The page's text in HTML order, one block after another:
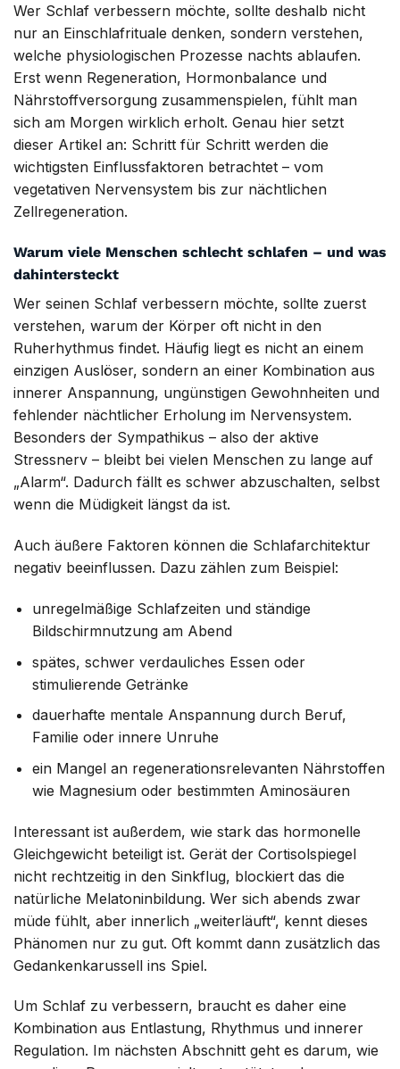
Wer Schlaf verbessern möchte, sollte deshalb nicht
nur an Einschlafrituale denken, sondern verstehen,
welche physiologischen Prozesse nachts ablaufen.
Erst wenn Regeneration, Hormonbalance und
Nährstoffversorgung zusammenspielen, fühlt man
sich am Morgen wirklich erholt. Genau hier setzt
dieser Artikel an: Schritt für Schritt werden die
wichtigsten Einflussfaktoren betrachtet – vom
vegetativen Nervensystem bis zur nächtlichen
Zellregeneration.
Warum viele Menschen schlecht schlafen – und was
dahintersteckt
Wer seinen Schlaf verbessern möchte, sollte zuerst
verstehen, warum der Körper oft nicht in den
Ruherhythmus findet. Häufig liegt es nicht an einem
einzigen Auslöser, sondern an einer Kombination aus
innerer Anspannung, ungünstigen Gewohnheiten und
fehlender nächtlicher Erholung im Nervensystem.
Besonders der Sympathikus – also der aktive
Stressnerv – bleibt bei vielen Menschen zu lange auf
„Alarm“. Dadurch fällt es schwer abzuschalten, selbst
wenn die Müdigkeit längst da ist.
Auch äußere Faktoren können die Schlafarchitektur
negativ beeinflussen. Dazu zählen zum Beispiel:
unregelmäßige Schlafzeiten und ständige
Bildschirmnutzung am Abend
spätes, schwer verdauliches Essen oder
stimulierende Getränke
dauerhafte mentale Anspannung durch Beruf,
Familie oder innere Unruhe
ein Mangel an regenerationsrelevanten Nährstoffen
wie Magnesium oder bestimmten Aminosäuren
Interessant ist außerdem, wie stark das hormonelle
Gleichgewicht beteiligt ist. Gerät der Cortisolspiegel
nicht rechtzeitig in den Sinkflug, blockiert das die
natürliche Melatoninbildung. Wer sich abends zwar
müde fühlt, aber innerlich „weiterläuft“, kennt dieses
Phänomen nur zu gut. Oft kommt dann zusätzlich das
Gedankenkarussell ins Spiel.
Um Schlaf zu verbessern, braucht es daher eine
Kombination aus Entlastung, Rhythmus und innerer
Regulation. Im nächsten Abschnitt geht es darum, wie